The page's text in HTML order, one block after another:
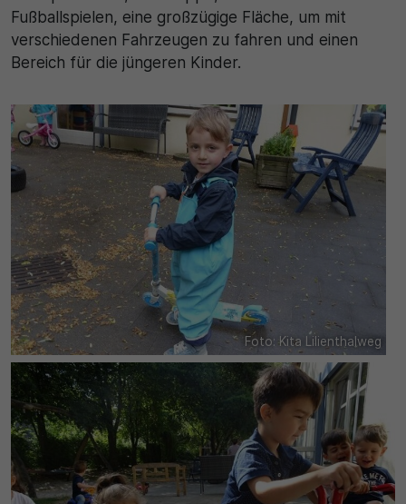
Fußballspielen, eine großzügige Fläche, um mit
verschiedenen Fahrzeugen zu fahren und einen
Bereich für die jüngeren Kinder.
Foto: Kita Lilienthalweg